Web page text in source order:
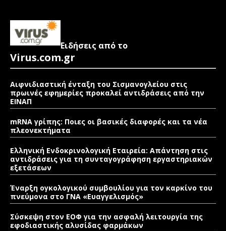
Ειδήσεις από το
Virus.com.gr
Αιφνιδιαστική ένταξη του Σισμανογλείου στις
πρωινές εφημερίες προκαλεί αντιδράσεις από την
ΕΙΝΑΠ
mRNA γρίπης: Ποιες οι βασικές διαφορές και τα νέα
πλεονεκτήματα
Ελληνική Ενδοκρινολογική Εταιρεία: Απάντηση στις
αντιδράσεις για τη συνταγογράφηση εργαστηριακών
εξετάσεων
Έναρξη ογκολογικού συμβουλίου για τον καρκίνο του
πνεύμονα στο ΓΝΑ «Ευαγγελισμός»
Σύσκεψη στον ΕΟΦ για την ασφαλή λειτουργία της
εφοδιαστικής αλυσίδας φαρμάκων